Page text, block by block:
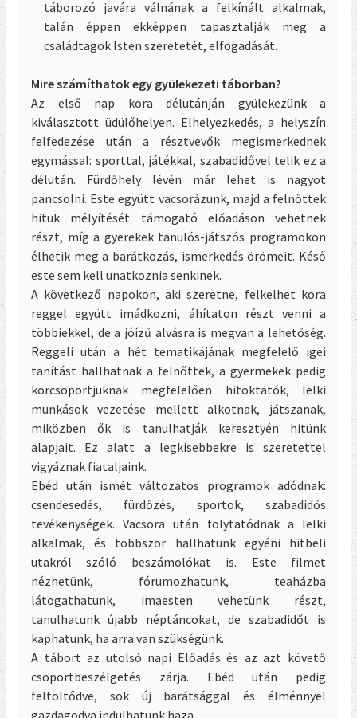
táborozó javára válnának a felkínált alkalmak,
talán éppen ekképpen tapasztalják meg a
családtagok Isten szeretetét, elfogadását.
Mire számíthatok egy gyülekezeti táborban?
Az első nap kora délutánján gyülekezünk a
kiválasztott üdülőhelyen. Elhelyezkedés, a helyszín
felfedezése után a résztvevők megismerkednek
egymással: sporttal, játékkal, szabadidővel telik ez a
délután. Fürdőhely lévén már lehet is nagyot
pancsolni. Este együtt vacsorázunk, majd a felnőttek
hitük mélyítését támogató előadáson vehetnek
részt, míg a gyerekek tanulós-játszós programokon
élhetik meg a barátkozás, ismerkedés örömeit. Késő
este sem kell unatkoznia senkinek.
A következő napokon, aki szeretne, felkelhet kora
reggel együtt imádkozni, áhítaton részt venni a
többiekkel, de a jóízű alvásra is megvan a lehetőség.
Reggeli után a hét tematikájának megfelelő igei
tanítást hallhatnak a felnőttek, a gyermekek pedig
korcsoportjuknak megfelelően hitoktatók, lelki
munkások vezetése mellett alkotnak, játszanak,
miközben ők is tanulhatják keresztyén hitünk
alapjait. Ez alatt a legkisebbekre is szeretettel
vigyáznak fiataljaink.
Ebéd után ismét változatos programok adódnak:
csendesedés, fürdőzés, sportok, szabadidős
tevékenységek. Vacsora után folytatódnak a lelki
alkalmak, és többször hallhatunk egyéni hitbeli
utakról szóló beszámolókat is. Este filmet
nézhetünk, fórumozhatunk, teaházba
látogathatunk, imaesten vehetünk részt,
tanulhatunk újabb néptáncokat, de szabadidőt is
kaphatunk, ha arra van szükségünk.
A tábort az utolsó napi Előadás és az azt követő
csoportbeszélgetés zárja. Ebéd után pedig
feltöltődve, sok új barátsággal és élménnyel
gazdagodva indulhatunk haza…